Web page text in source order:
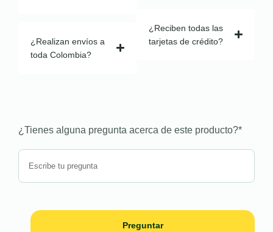
¿Realizan envíos a
toda Colombia?
¿Reciben todas las
tarjetas de crédito?
¿Tienes alguna pregunta acerca de este producto?*
Preguntar